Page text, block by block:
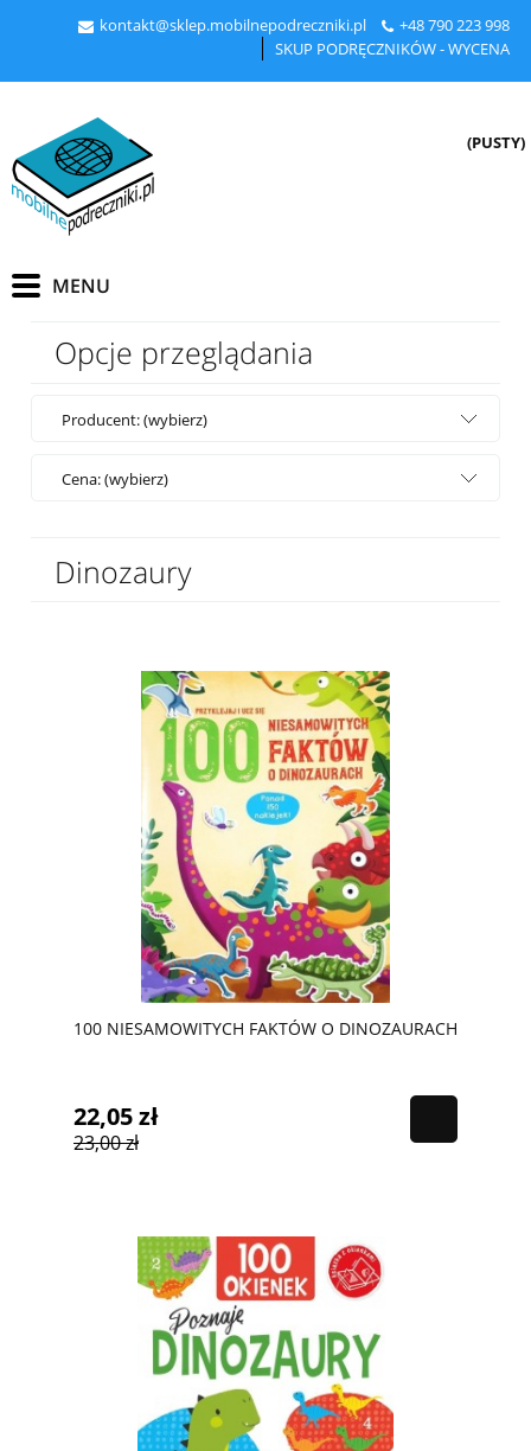
kontakt@sklep.mobilnepodreczniki.pl +48790 223 998
SKUP PODRĘCZNIKÓW - WYCENA
(PUSTY)
Opcje przeglądania
Producent: (wybierz)
Cena: (wybierz)
Dinozaury
100 NIESAMOWITYCH FAKTÓW O DINOZAURACH
22,05 zł
23,00 zł